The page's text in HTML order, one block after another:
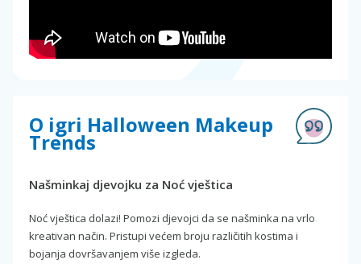
O igri Halloween Makeup
Trends
Našminkaj djevojku za Noć vještica
Noć vještica dolazi! Pomozi djevojci da se našminka na vrlo
kreativan način. Pristupi većem broju različitih kostima i
bojanja dovršavanjem više izgleda.